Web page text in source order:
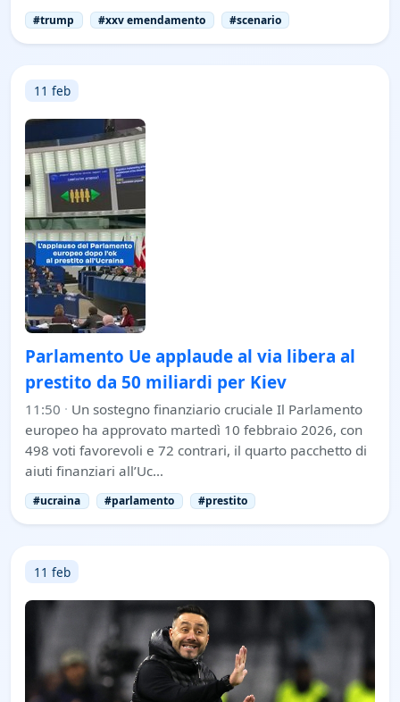
#trump #xxv emendamento #scenario
11 feb
Parlamento Ue applaude al via libera al
prestito da 50 miliardi per Kiev
11:50 · Un sostegno finanziario cruciale Il Parlamento
europeo ha approvato martedì 10 febbraio 2026, con
498 voti favorevoli e 72 contrari, il quarto pacchetto di
aiuti finanziari all’Uc…
#ucraina #parlamento #prestito
11 feb